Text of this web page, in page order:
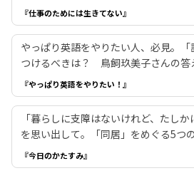
『仕事のためには生きてない』
やっぱり英語をやりたい人、必見。
つけるべきは？ 鳥飼玖美子さんの答
『やっぱり英語をやりたい！』
「暮らしに支障はないけれど、たしか
を思い出して。「同居」をめぐる5つの
『今日のかたすみ』